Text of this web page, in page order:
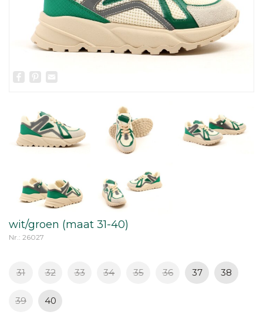
Facebook
Pinterest
wit/groen (maat 31-40)
Nr.: 26027
31 32 33 34 35 36 37 38
39 40